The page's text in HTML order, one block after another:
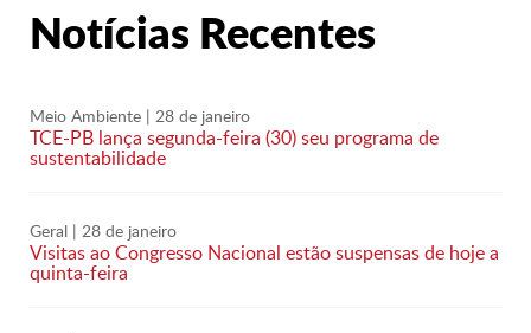
Notícias Recentes
Meio Ambiente | 28 de janeiro
TCE-PB lança segunda-feira (30) seu programa de
sustentabilidade
Geral | 28 de janeiro
Visitas ao Congresso Nacional estão suspensas de hoje a
quinta-feira